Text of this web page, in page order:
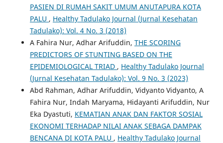
PASIEN DI RUMAH SAKIT UMUM ANUTAPURA KOTA
PALU , Healthy Tadulako Journal (Jurnal Kesehatan
Tadulako): Vol. 4 No. 3 (2018)
A Fahira Nur, Adhar Arifuddin, THE SCORING
PREDICTORS OF STUNTING BASED ON THE
EPIDEMIOLOGICAL TRIAD , Healthy Tadulako Journal
(Jurnal Kesehatan Tadulako): Vol. 9 No. 3 (2023)
Abd Rahman, Adhar Arifuddin, Vidyanto Vidyanto, A
Fahira Nur, Indah Maryama, Hidayanti Arifuddin, Nur
Eka Dyastuti, KEMATIAN ANAK DAN FAKTOR SOSIAL
EKONOMI TERHADAP NILAI ANAK SEBAGA DAMPAK
BENCANA DI KOTA PALU , Healthy Tadulako Journal